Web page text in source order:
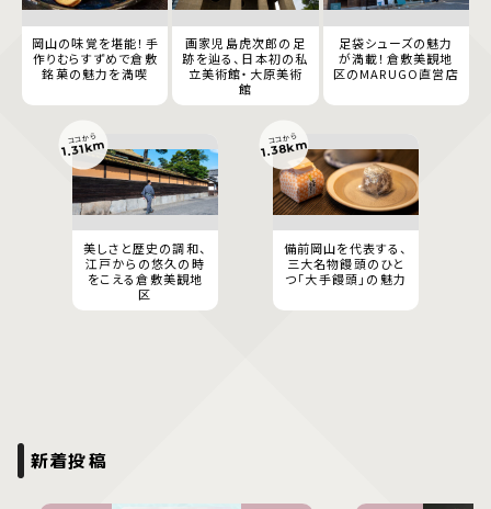
岡山の味覚を堪能！手
作りむらすずめで倉敷
銘菓の魅力を満喫
画家児島虎次郎の足
跡を辿る、日本初の私
立美術館・大原美術
館
足袋シューズの魅力
が満載！倉敷美観地
区のMARUGO直営店
美しさと歴史の調和、
江戸からの悠久の時
をこえる倉敷美観地
区
ココから
1.31km
備前岡山を代表する、
三大名物饅頭のひと
つ「大手饅頭」の魅力
ココから
1.38km
新着投稿